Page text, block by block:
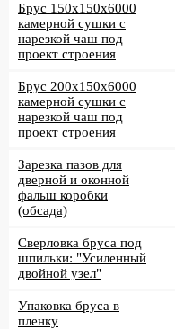
Брус 150x150x6000
камерной сушки с
нарезкой чаш под
проект строения
Брус 200x150x6000
камерной сушки с
нарезкой чаш под
проект строения
Зарезка пазов для
дверной и оконной
фальш коробки
(обсада)
Сверловка бруса под
шпильки: "Усиленный
двойной узел"
Упаковка бруса в
пленку